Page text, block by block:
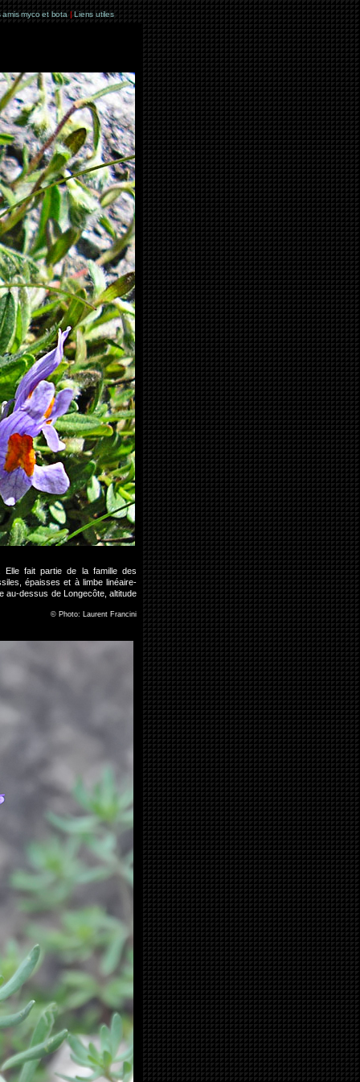
amis myco et bota | Liens utiles
Elle fait partie de la famille des
épaisses et à limbe linéaire-
au-dessus de Longecôte, altitude
© Photo: Laurent Francini